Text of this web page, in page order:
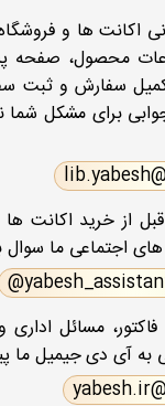
اکانت ها و
محصول، صفحه
سفارش و ثبت
برای مشکل شما
از خرید اکانت
اجتماعی ما سوال
مسائل
به آی دی جیمیل ما